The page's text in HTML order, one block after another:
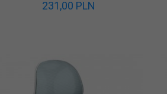
231,00 PLN